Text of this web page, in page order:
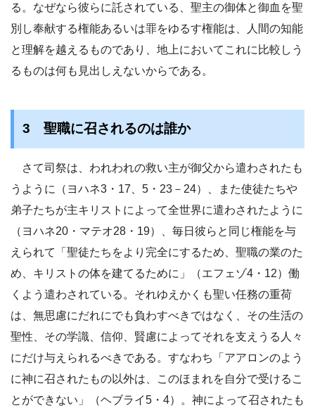
る。なぜなら彼らに託されている、聖主の御体と御血を聖
別し奉献する権能あるいは罪をゆるす権能は、人間の知能
と理解を越えるものであり、地上においてこれに比較しう
るものは何も見出しえないからである。
3 聖職に召されるのは誰か
さて司祭は、われわれの救い主が御父から遣わされたも
うように（ヨハネ3・17、5・23－24）、また使徒たちや
弟子たちが主キリストによって全世界に遣わされたように
（ヨハネ20・マテオ28・19）、毎日彼らと同じ権能を与
えられて「聖徒たちをより完全にするため、聖職の業のた
め、キリストの体を建てるために」（エフェゾ4・12）働
くよう遣わされている。それゆえかくも聖い任務の重荷
は、無思慮にだれにでも負わすべきではなく、その生活の
聖性、その学識、信仰、賢慮によってそれを支えうる人々
にだけ与えられるべきである。すなわち「アアロンのよう
に神に召されたもの以外は、このほまれを自分で受けるこ
とができない」（ヘブライ5・4）。神によって召されたも